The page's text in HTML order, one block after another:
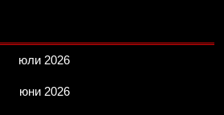
юли 2026
юни 2026